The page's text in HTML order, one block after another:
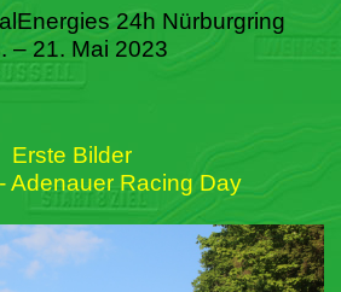
24h Nürburgring
– 21. Mai 2023
Erste Bilder
Adenauer Racing Day